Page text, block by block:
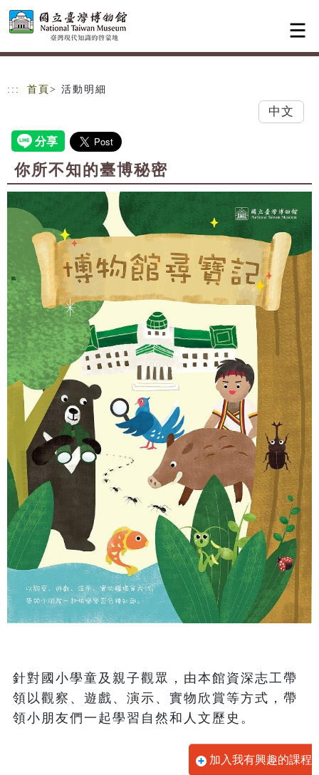
跳到主要內容
網站導覽
::: 首頁 > 活動明細
中文
你所不知的臺博秘密
針對國小學童及親子觀眾，由本館資深志工帶
領以觀察、遊戲、演示、實物欣賞等方式，帶
領小朋友們一起學習自然和人文歷史。
加入我有興趣的課程